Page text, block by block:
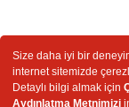
Size daha iyi bir
internet sitemizde
Detaylı bilgi almak için
Aydınlatma Metnimizi
Servis ve Vip